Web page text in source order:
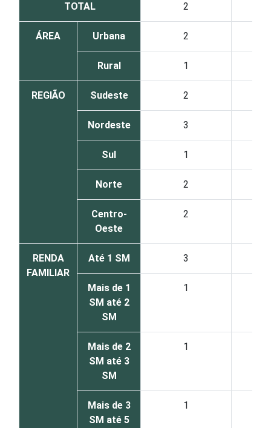
TOTAL 2
ÁREA Urbana 2
Rural 1
REGIÃO Sudeste 2
Nordeste 3
Sul 1
Norte 2
Centro-
Oeste
2
RENDA
FAMILIAR
Até 1 SM 3
Mais de 1
SM até 2
SM
1
Mais de 2
SM até 3
SM
1
Mais de 3
SM até 5
1